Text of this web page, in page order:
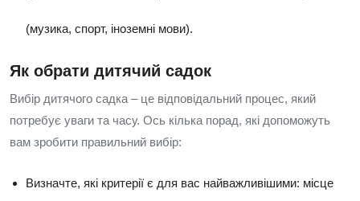
(музика, спорт, іноземні мови).
Як обрати дитячий садок
Вибір дитячого садка – це відповідальний процес, який
потребує уваги та часу. Ось кілька порад, які допоможуть
вам зробити правильний вибір:
Визначте, які критерії є для вас найважливішими: місце